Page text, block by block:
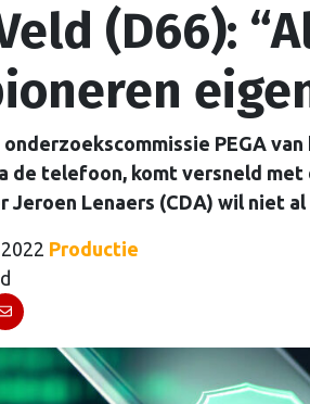
(D66):
onderzoekscommissie PEGA
de telefoon, komt versneld
Jeroen Lenaers (CDA) wil niet
Productie